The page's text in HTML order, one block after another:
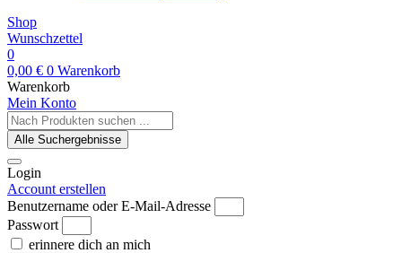
Shop
Wunschzettel
0
0,00 € 0 Warenkorb
Warenkorb
Mein Konto
Search
...Alle Suchergebnisse
Login
Account erstellen
Benutzername oder E-Mail-Adresse
Passwort
erinnere dich an mich